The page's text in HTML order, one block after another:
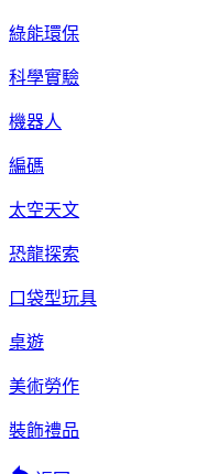
綠能環保
科學實驗
機器人
編碼
太空天文
恐龍探索
口袋型玩具
桌遊
美術勞作
裝飾禮品